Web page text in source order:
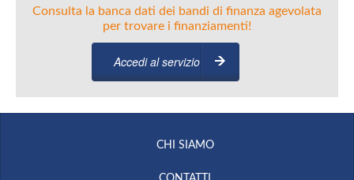
Consulta la banca dati dei bandi di finanza agevolata
per trovare i finanziamenti!
Accedi al servizio
CHI SIAMO